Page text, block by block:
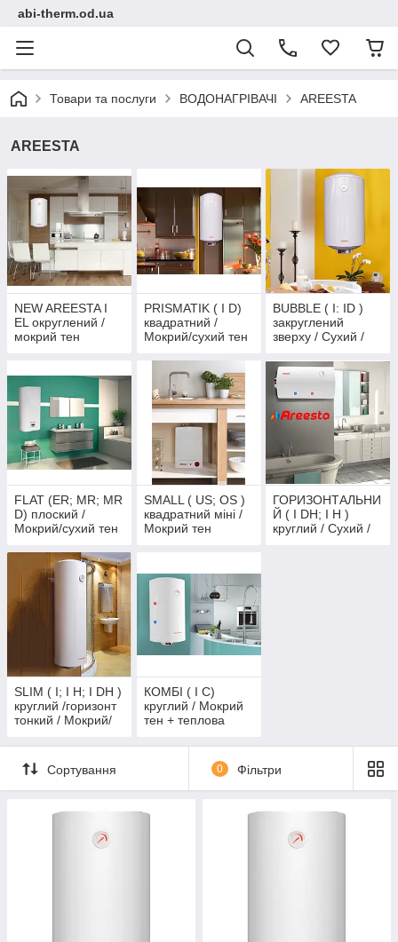
abi-therm.od.ua
Товари та послуги ВОДОНАГРІВАЧІ AREESTA
AREESTA
NEW AREESTA I
EL округлений /
мокрий тен
PRISMATIK ( I D)
квадратний /
Мокрий/сухий тен
BUBBLE ( I: ID )
закруглений
зверху / Сухий /
FLAT (ER; MR; MR
D) плоский /
Мокрий/сухий тен
SMALL ( US; OS )
квадратний міні /
Мокрий тен
ГОРИЗОНТАЛЬНИ
Й ( I DH; І Н )
круглий / Сухий /
SLIM ( I; I Н; I DH )
круглий /горизонт
тонкий / Мокрий/
КОМБІ ( I C)
круглий / Мокрий
тен + теплова
Сортування 0 Фільтри